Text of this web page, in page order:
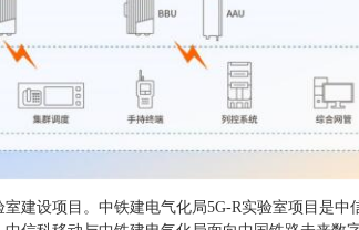
建设项目。中铁建电气化局5G-R实验室项目是中